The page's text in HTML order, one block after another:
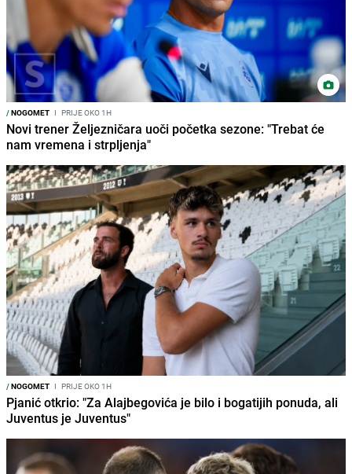
/NOGOMET I PRIJE OKO 1H
Novi trener Željezničara uoči početka sezone: "Trebat će
nam vremena i strpljenja"
/NOGOMET I PRIJE OKO 1H
Pjanić otkrio: "Za Alajbegovića je bilo i bogatijih ponuda, ali
Juventus je Juventus"